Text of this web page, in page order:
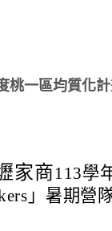
桃一區均質化
家商113學
」暑期營